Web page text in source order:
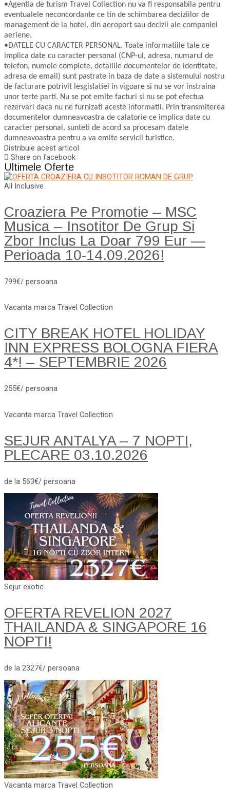
•Agentia de turism Travel Collection nu va fi responsabila pentru
eventualele neconcordante ce tin de schimbarea deciziilor de
management de la hotel, din aeroport sau decizii ale companiei
aeriene.
•DATELE CU CARACTER PERSONAL. Toate informatiile tale ce
implica date cu caracter personal (CNP-ul, adresa, numarul de
telefon, numele complete, detaliile documentelor de identitate,
adresa de email) sunt pastrate in baza de date a sistemului nostru
de facturare potrivit lesgislatiei in vigoare si nu se vor instraina
unor terte parti. Nu se pot emite facturi si nu se pot efectua
rezervari daca nu ne furnizati aceste informatii. Prin transmiterea
documentelor dumneavoastra de calatorie ce implica date cu
caracter personal, sunteti de acord sa procesam datele
dumneavoastra pentru a va emite servicii turistice.
Distribuie acest articol
Share on facebook
Ultimele Oferte
All Inclusive
Croaziera Pe Promotie – MSC
Musica – Insotitor De Grup Si
Zbor Inclus La Doar 799 Eur —
Perioada 10-14.09.2026!
799€/ persoana
Vacanta marca Travel Collection
CITY BREAK HOTEL HOLIDAY
INN EXPRESS BOLOGNA FIERA
4*! – SEPTEMBRIE 2026
255€/ persoana
Vacanta marca Travel Collection
SEJUR ANTALYA – 7 NOPTI,
PLECARE 03.10.2026
de la 563€/ persoana
Sejur exotic
OFERTA REVELION 2027
THAILANDA & SINGAPORE 16
NOPTI!
de la 2327€/ persoana
Vacanta marca Travel Collection